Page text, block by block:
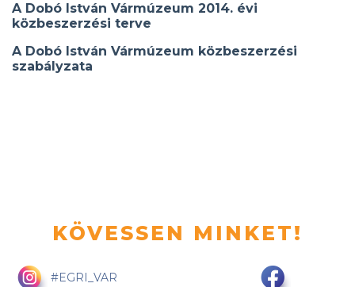
A Dobó István Vármúzeum 2014. évi
közbeszerzési terve
A Dobó István Vármúzeum közbeszerzési
szabályzata
KÖVESSEN MINKET!
#EGRI_VAR